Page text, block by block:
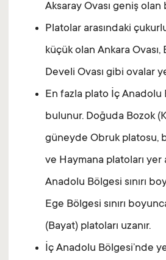
Aksaray Ovası geniş olan
Platolar arasındaki
küçük olan Ankara Ovası,
Develi Ovası gibi ovalar
En fazla plato İç Anadolu
bulunur. Doğuda Bozok
güneyde Obruk platosu,
ve Haymana platoları yer
Anadolu Bölgesi sınırı
Ege Bölgesi sınırı
(Bayat) platoları uzanır.
İç Anadolu Bölgesi’nde